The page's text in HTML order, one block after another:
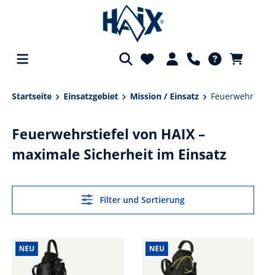
springen
Startseite Einsatzgebiet Mission / Einsatz Feuerwehr
Feuerwehrstiefel von HAIX –
maximale Sicherheit im Einsatz
Filter und Sortierung
NEU NEU